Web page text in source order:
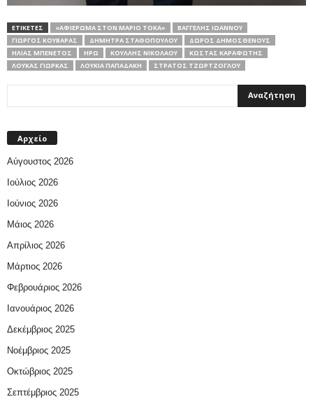
ΕΤΙΚΕΤΕΣ «ΑΦΙΈΡΩΜΑ ΣΤΟΝ ΜΆΡΙΟ ΤΌΚΑ»
ΒΑΓΓΈΛΗΣ ΙΩΆΝΝΟΥ
ΓΙΏΡΓΟΣ ΚΟΥΒΑΡΆΣ
ΔΉΜΗΤΡΑ ΣΤΑΘΟΠΟΎΛΟΥ
ΔΏΡΟΣ ΔΗΜΟΣΘΈΝΟΥΣ
ΗΛΊΑΣ ΜΠΕΝΈΤΟΣ
ΗΡΏ ΚΟΎΛΛΗΣ ΝΙΚΟΛΆΟΥ
ΚΏΣΤΑΣ ΚΑΡΑΦΏΤΗΣ
ΛΟΎΚΑΣ ΓΙΏΡΚΑΣ
ΛΟΥΚΊΑ ΠΑΠΑΔΆΚΗ ΣΤΡΆΤΟΣ ΤΖΏΡΤΖΟΓΛΟΥ
Αρχείο
Αύγουστος 2026
Ιούλιος 2026
Ιούνιος 2026
Μάιος 2026
Απρίλιος 2026
Μάρτιος 2026
Φεβρουάριος 2026
Ιανουάριος 2026
Δεκέμβριος 2025
Νοέμβριος 2025
Οκτώβριος 2025
Σεπτέμβριος 2025